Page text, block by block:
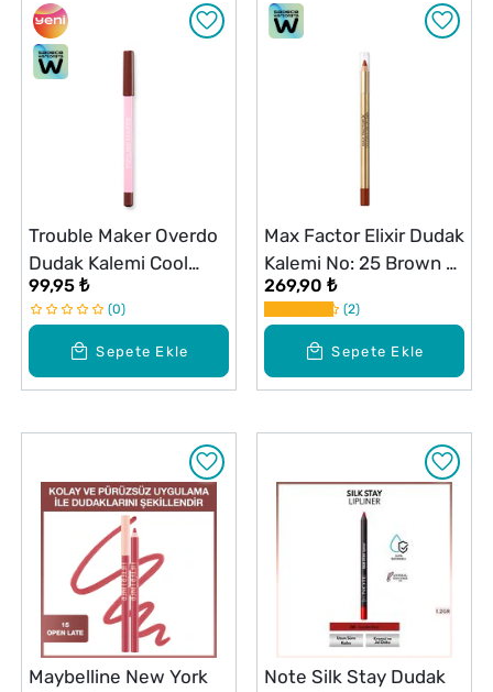
Sepete Ekle
Trouble Maker Overdo
Dudak Kalemi Cool
Nude
99,95 ₺
0
Sepete Ekle
Max Factor Elixir Dudak
Kalemi No: 25 Brown N
Bold
269,90 ₺
2
Maybelline New York
Note Silk Stay Dudak